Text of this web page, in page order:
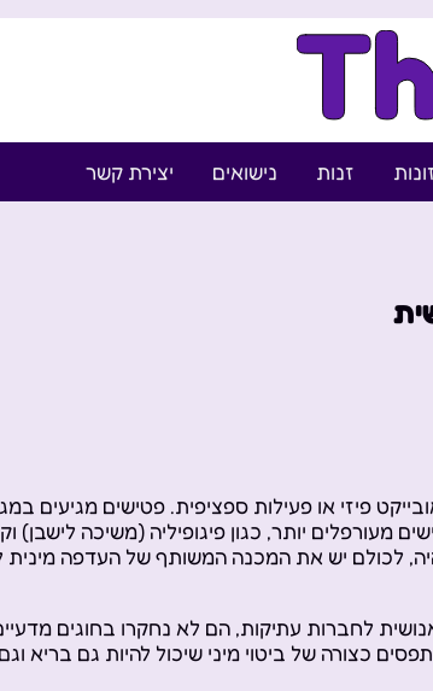
זנות נישואים יצירת קשר
פיזי או פעילות ספציפית. פטישים מגיעים
מעורפלים יותר, כגון פיגופיליה (משיכה לישבן)
לכולם יש את המכנה המשותף של העדפה מינית
לחברות עתיקות, הם לא נחקרו בחוגים
כצורה של ביטוי מיני שיכול להיות גם בריא